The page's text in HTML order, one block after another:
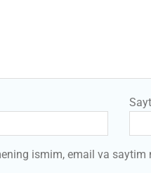
Sayt
ismim, email va saytim